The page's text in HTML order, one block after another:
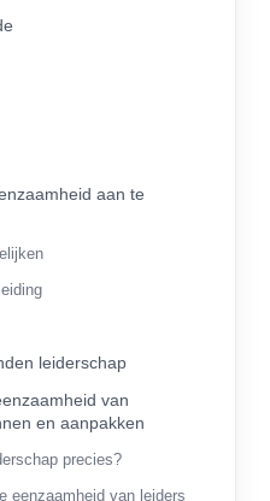
aan te
leiderschap
van
en aanpakken
precies?
eenzaamheid van leiders